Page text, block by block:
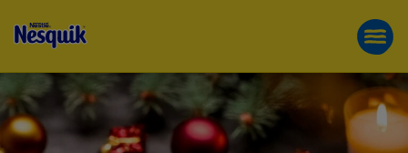
BROWNIES
MIT
FUN FOR GOOD